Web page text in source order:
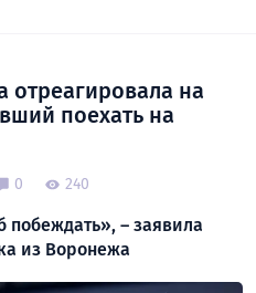
отреагировала на
поехать на
0 240
побеждать», – заявила
из Воронежа